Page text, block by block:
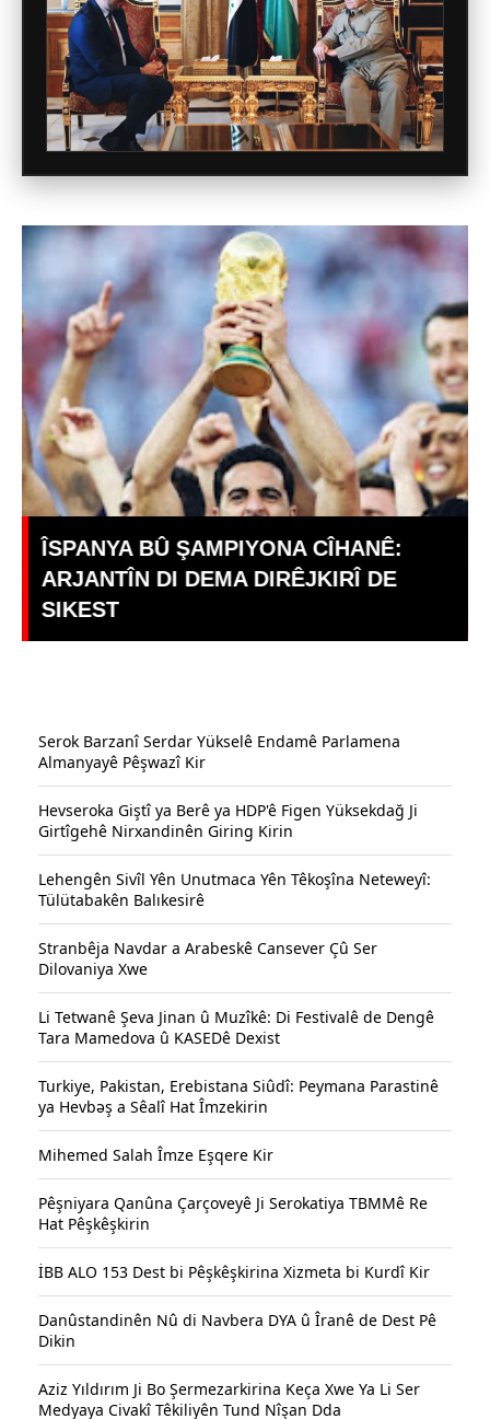
ÎSPANYA BÛ ŞAMPIYONA CÎHANÊ:
ARJANTÎN DI DEMA DIRÊJKIRÎ DE
SIKEST
Serok Barzanî Serdar Yükselê Endamê Parlamena
Almanyayê Pêşwazî Kir
Hevseroka Giştî ya Berê ya HDP'ê Figen Yüksekdağ Ji
Girtîgehê Nirxandinên Giring Kirin
Lehengên Sivîl Yên Unutmaca Yên Têkoşîna Neteweyî:
Tülütabakên Balıkesirê
Stranbêja Navdar a Arabeskê Cansever Çû Ser
Dilovaniya Xwe
Li Tetwanê Şeva Jinan û Muzîkê: Di Festivalê de Dengê
Tara Mamedova û KASEDê Dexist
Turkiye, Pakistan, Erebistana Siûdî: Peymana Parastinê
ya Hevbəş a Sêalî Hat Îmzekirin
Mihemed Salah Îmze Eşqere Kir
Pêşniyara Qanûna Çarçoveyê Ji Serokatiya TBMMê Re
Hat Pêşkêşkirin
İBB ALO 153 Dest bi Pêşkêşkirina Xizmeta bi Kurdî Kir
Danûstandinên Nû di Navbera DYA û Îranê de Dest Pê
Dikin
Aziz Yıldırım Ji Bo Şermezarkirina Keça Xwe Ya Li Ser
Medyaya Civakî Têkiliyên Tund Nîşan Dda